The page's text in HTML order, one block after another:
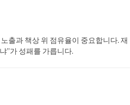
출과 책상 위 점유율이 중요합니다. 재
”가 성패를 가릅니다.